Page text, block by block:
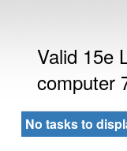
Valid 15e
computer
No tasks to